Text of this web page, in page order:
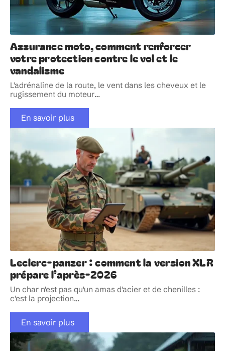
Assurance moto, comment renforcer
votre protection contre le vol et le
vandalisme
L'adrénaline de la route, le vent dans les cheveux et le
rugissement du moteur…
En savoir plus
Leclerc-panzer : comment la version XLR
prépare l’après-2026
Un char n'est pas qu'un amas d'acier et de chenilles :
c'est la projection…
En savoir plus